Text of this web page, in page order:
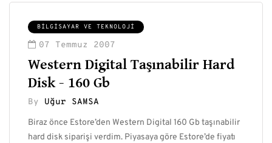
BILGISAYAR VE TEKNOLOJI
07 Temmuz 2007
Western Digital Taşınabilir Hard
Disk - 160 Gb
By Uğur SAMSA
Biraz önce Estore’den Western Digital 160 Gb taşınabilir
hard disk siparişi verdim. Piyasaya göre Estore’de fiyatı